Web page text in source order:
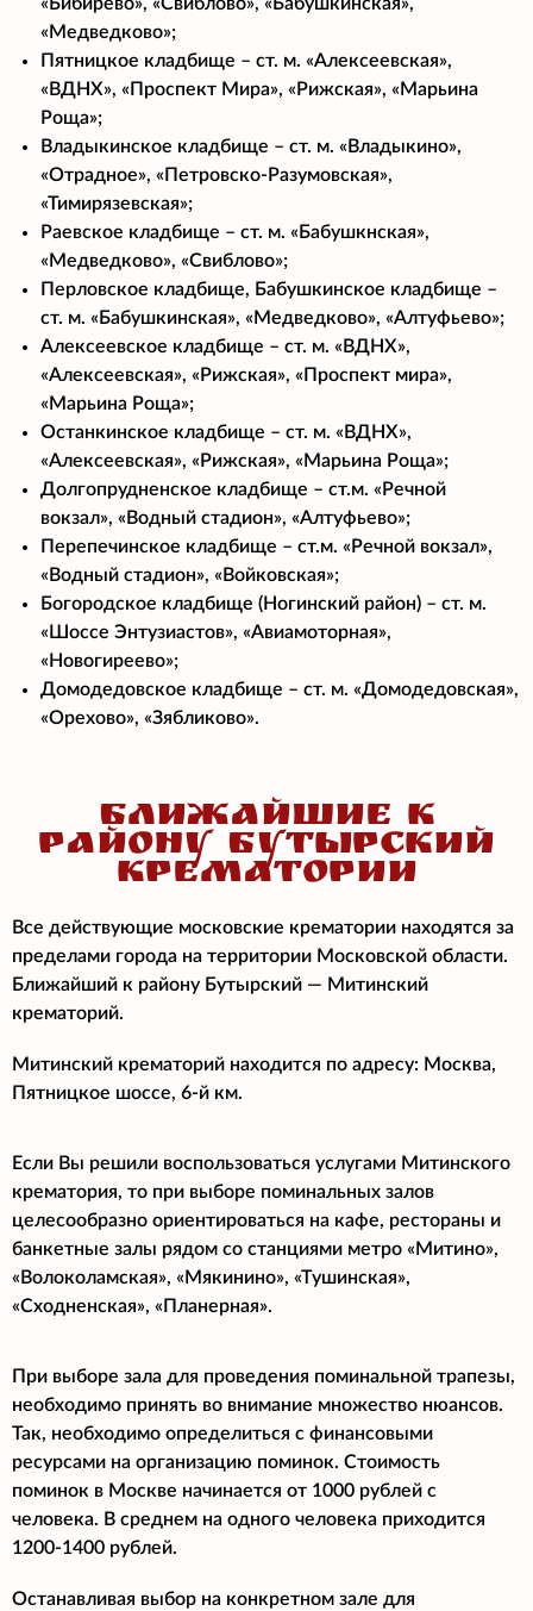
«Медведково»;
Пятницкое кладбище – ст. м. «Алексеевская»,
«ВДНХ», «Проспект Мира», «Рижская», «Марьина
Роща»;
Владыкинское кладбище – ст. м. «Владыкино»,
«Отрадное», «Петровско-Разумовская»,
«Тимирязевская»;
Раевское кладбище – ст. м. «Бабушкнская»,
«Медведково», «Свиблово»;
Перловское кладбище, Бабушкинское кладбище –
ст. м. «Бабушкинская», «Медведково», «Алтуфьево»;
Алексеевское кладбище – ст. м. «ВДНХ»,
«Алексеевская», «Рижская», «Проспект мира»,
«Марьина Роща»;
Останкинское кладбище – ст. м. «ВДНХ»,
«Алексеевская», «Рижская», «Марьина Роща»;
Долгопрудненское кладбище – ст.м. «Речной
вокзал», «Водный стадион», «Алтуфьево»;
Перепечинское кладбище – ст.м. «Речной вокзал»,
«Водный стадион», «Войковская»;
Богородское кладбище (Ногинский район) – ст. м.
«Шоссе Энтузиастов», «Авиамоторная»,
«Новогиреево»;
Домодедовское кладбище – ст. м. «Домодедовская»,
«Орехово», «Зябликово».
БЛИЖАЙШИЕ К
РАЙОНУ БУТЫРСКИЙ
КРЕМАТОРИИ
Все действующие московские крематории находятся за
пределами города на территории Московской области.
Ближайший к району Бутырский — Митинский
крематорий.
Митинский крематорий находится по адресу: Москва,
Пятницкое шоссе, 6-й км.
Если Вы решили воспользоваться услугами Митинского
крематория, то при выборе поминальных залов
целесообразно ориентироваться на кафе, рестораны и
банкетные залы рядом со станциями метро «Митино»,
«Волоколамская», «Мякинино», «Тушинская»,
«Сходненская», «Планерная».
При выборе зала для проведения поминальной трапезы,
необходимо принять во внимание множество нюансов.
Так, необходимо определиться с финансовыми
ресурсами на организацию поминок. Стоимость
поминок в Москве начинается от 1000 рублей с
человека. В среднем на одного человека приходится
1200-1400 рублей.
Останавливая выбор на конкретном зале для